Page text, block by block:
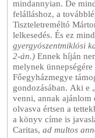
mindannyian. De
felálláshoz, a
Tiszteletreméltó
lelkesedés. És ez
gyergyószentmiklósi
2-án.) Ennek híján
melynek
Főegyházmegye
gondozásában. Aki e
venni, annak
olvasva értsen a
a könyv címe is
Caritas,ad multos